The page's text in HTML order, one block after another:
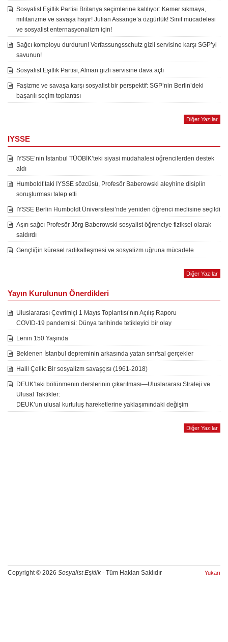
Sosyalist Eşitlik Partisi Britanya seçimlerine katılıyor: Kemer sıkmaya,
militarizme ve savaşa hayır! Julian Assange’a özgürlük! Sınıf mücadelesi
ve sosyalist enternasyonalizm için!
Sağcı komployu durdurun! Verfassungsschutz gizli servisine karşı SGP’yi
savunun!
Sosyalist Eşitlik Partisi, Alman gizli servisine dava açtı
Faşizme ve savaşa karşı sosyalist bir perspektif: SGP’nin Berlin’deki
başarılı seçim toplantısı
Diğer Yazılar
IYSSE
IYSSE’nin İstanbul TÜÖBİK’teki siyasi müdahalesi öğrencilerden destek
aldı
Humboldt’taki IYSSE sözcüsü, Profesör Baberowski aleyhine disiplin
soruşturması talep etti
IYSSE Berlin Humboldt Üniversitesi’nde yeniden öğrenci meclisine seçildi
Aşırı sağcı Profesör Jörg Baberowski sosyalist öğrenciye fiziksel olarak
saldırdı
Gençliğin küresel radikalleşmesi ve sosyalizm uğruna mücadele
Diğer Yazılar
Yayın Kurulunun Önerdikleri
Uluslararası Çevrimiçi 1 Mayıs Toplantısı’nın Açılış Raporu
COVID-19 pandemisi: Dünya tarihinde tetikleyici bir olay
Lenin 150 Yaşında
Beklenen İstanbul depreminin arkasında yatan sınıfsal gerçekler
Halil Çelik: Bir sosyalizm savaşçısı (1961-2018)
DEUK’taki bölünmenin derslerinin çıkarılması—Uluslararası Strateji ve
Ulusal Taktikler:
DEUK’un ulusal kurtuluş hareketlerine yaklaşımındaki değişim
Diğer Yazılar
Copyright © 2026 Sosyalist Eşitlik- Tüm Hakları Saklıdır Yukarı